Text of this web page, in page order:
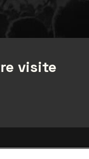
visite